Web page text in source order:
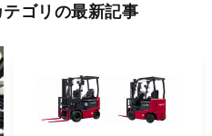
テゴリの最新記事